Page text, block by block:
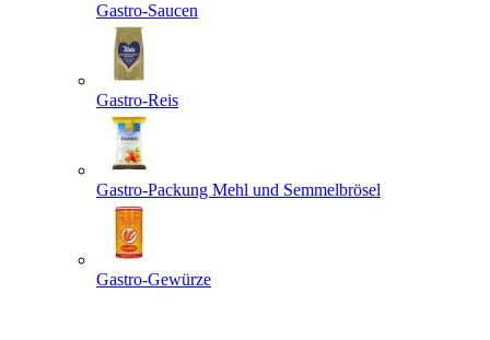
Gastro-Saucen
Gastro-Reis
Gastro-Packung Mehl und Semmelbrösel
Gastro-Gewürze